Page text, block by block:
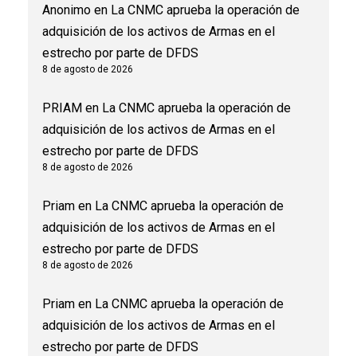
Anonimo en La CNMC aprueba la operación de
adquisición de los activos de Armas en el
estrecho por parte de DFDS
8 de agosto de 2026
PRIAM en La CNMC aprueba la operación de
adquisición de los activos de Armas en el
estrecho por parte de DFDS
8 de agosto de 2026
Priam en La CNMC aprueba la operación de
adquisición de los activos de Armas en el
estrecho por parte de DFDS
8 de agosto de 2026
Priam en La CNMC aprueba la operación de
adquisición de los activos de Armas en el
estrecho por parte de DFDS